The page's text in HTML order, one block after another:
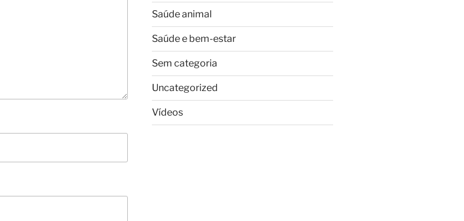
Saúde animal
Saúde e bem-estar
Sem categoria
Uncategorized
Vídeos